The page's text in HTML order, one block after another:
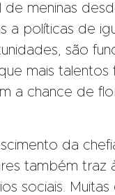
de meninas
a políticas de
são
mais talentos
a chance de
da
também traz
sociais. Muitas